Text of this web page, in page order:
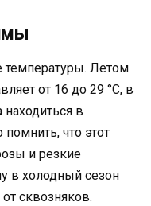
температуры. Летом
от 16 до 29 °C, в
в
что этот
и резкие
в холодный сезон
сквозняков.